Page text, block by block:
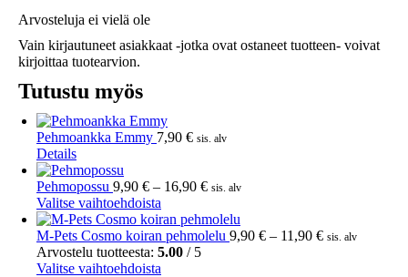
Arvosteluja ei vielä ole
Vain kirjautuneet asiakkaat -jotka ovat ostaneet tuotteen- voivat
kirjoittaa tuotearvion.
Tutustu myös
Pehmoankka Emmy 7,90 € sis. alv
Details
Pehmopossu 9,90 € – 16,90 €Hintaluokka:
-
16,90 €
sis. alv
Valitse vaihtoehdoista
tuotteella
on
useampi
M-Pets Cosmo koiran pehmolelu 9,90 € – 11,90 €Hintaluokka:
sis. alv
Arvostelu tuotteesta: 5.00 / 5
Valitse vaihtoehdoista